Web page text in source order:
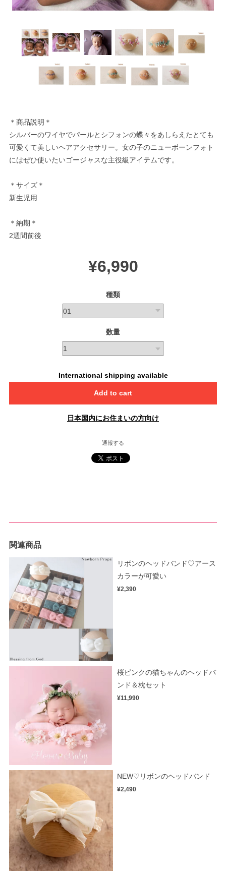
＊商品説明＊
シルバーのワイヤでパールとシフォンの蝶々をあしらえたとても
可愛くて美しいヘアアクセサリー。女の子のニューボーンフォト
にはぜひ使いたいゴージャスな主役級アイテムです。
＊サイズ＊
新生児用
＊納期＊
2週間前後
¥6,990
種類
数量
International shipping available
Add to cart
日本国内にお住まいの方向け
通報する
関連商品
リボンのヘッドバンド♡アース
カラーが可愛い
¥2,390
桜ピンクの猫ちゃんのヘッドバ
ンド＆枕セット
¥11,990
NEW♡リボンのヘッドバンド
¥2,490